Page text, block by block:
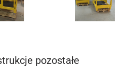
pozostałe